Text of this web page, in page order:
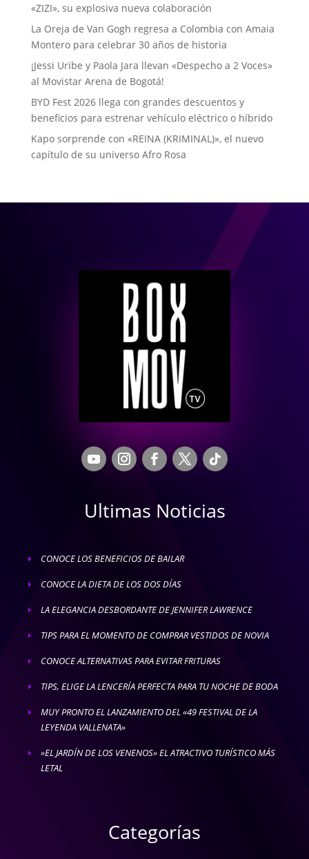
«ZIZI», su explosiva nueva colaboración
La Oreja de Van Gogh regresa a Colombia con Amaia
Montero para celebrar 30 años de historia
¡Jessi Uribe y Paola Jara llevan «Despecho a 2 Voces»
al Movistar Arena de Bogotá!
BYD Fest 2026 llega con grandes descuentos y
beneficios para estrenar vehículo eléctrico o híbrido
Kapo sorprende con «REINA (KRIMINAL)», el nuevo
capítulo de su universo Afro Rosa
Ultimas Noticias
E CONOCE LOS BENEFICIOS DE BAILAR
E CONOCE LA DIETA DE LOS DOS DÍAS
E LA ELEGANCIA DESBORDANTE DE JENNIFER LAWRENCE
E TIPS PARA EL MOMENTO DE COMPRAR VESTIDOS DE NOVIA
E CONOCE ALTERNATIVAS PARA EVITAR FRITURAS
E TIPS, ELIGE LA LENCERÍA PERFECTA PARA TU NOCHE DE BODA
E
MUY PRONTO EL LANZAMIENTO DEL «49 FESTIVAL DE LA
LEYENDA VALLENATA»
E
»EL JARDÍN DE LOS VENENOS» EL ATRACTIVO TURÍSTICO MÁS
LETAL
Categorías